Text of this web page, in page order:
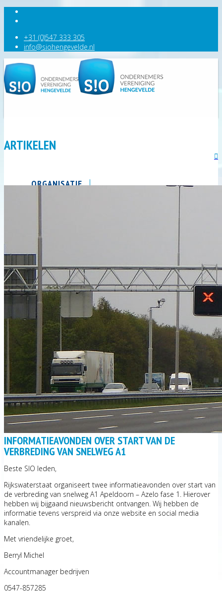
+31 (0)547 333 305
info@siohengevelde.nl
ORGANISATIE
WINKELEN IN HENGEVELDE
CONTACT
ARTIKELEN
INFORMATIEAVONDEN OVER START VAN DE
VERBREDING VAN SNELWEG A1
Beste SIO leden,
Rijkswaterstaat organiseert twee informatieavonden over start van
de verbreding van snelweg A1 Apeldoorn – Azelo fase 1. Hierover
hebben wij bijgaand nieuwsbericht ontvangen. Wij hebben de
informatie tevens verspreid via onze website en social media
kanalen.
Met vriendelijke groet,
Berryl Michel
Accountmanager bedrijven
0547-857285